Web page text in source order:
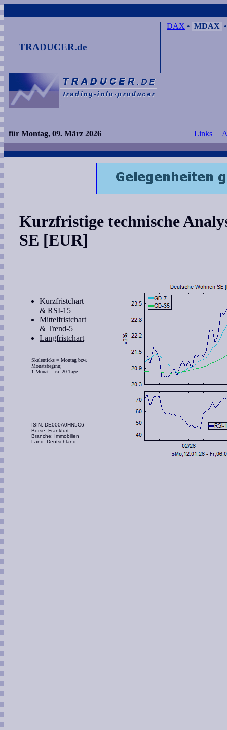
TRADUCER.de
DAX • MDAX
für Montag, 09. März 2026 Links |
Kurzfristige technische
SE [EUR]
Kurzfristchart
& RSI-15
Mittelfristchart
& Trend-5
Langfristchart
Skalenticks = Montag bzw.
Monatsbeginn;
1 Monat = ca. 20 Tage
ISIN: DE000A0HN5C6
Börse: Frankfurt
Branche: Immobilien
Land: Deutschland